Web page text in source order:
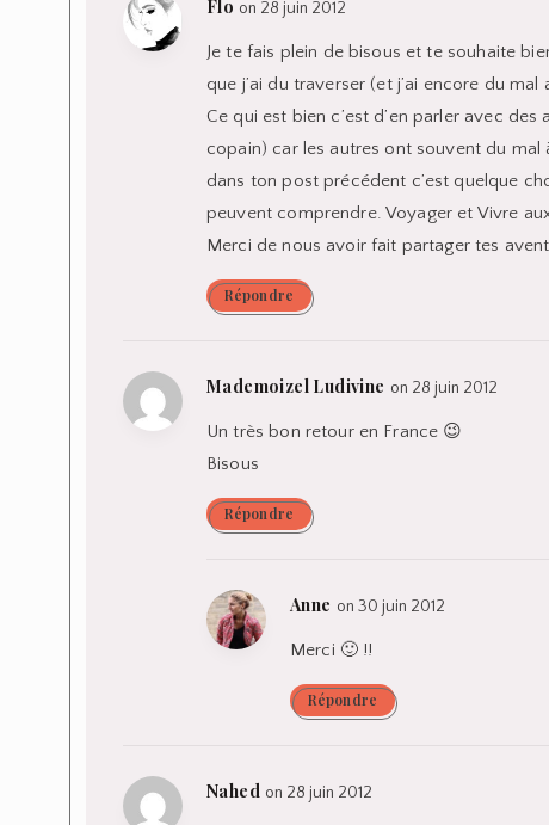
Flo on 28 juin 2012
Je te fais plein de bisous et te souhaite
que j’ai du traverser (et j’ai encore du mal
Ce qui est bien c’est d’en parler avec
copain) car les autres ont souvent du
dans ton post précédent c’est quelque
peuvent comprendre. Voyager et Vivre
Merci de nous avoir fait partager tes
Répondre
Mademoizel Ludivine on 28 juin 2012
Un très bon retour en France 😉
Bisous
Répondre
Anne on 30 juin 2012
Merci 🙂 !!
Répondre
Nahed on 28 juin 2012